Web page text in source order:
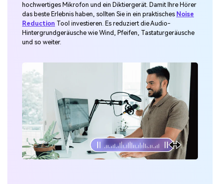
hochwertiges Mikrofon und ein Diktiergerät. Damit Ihre Hörer
das beste Erlebnis haben, sollten Sie in ein praktisches Noise
Reduction Tool investieren. Es reduziert die Audio-
Hintergrundgeräusche wie Wind, Pfeifen, Tastaturgeräusche
und so weiter.